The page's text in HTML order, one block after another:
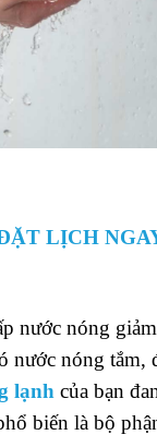
LỊCH
nước nóng
nước nóng tắm,
lạnh của bạn
biến là bộ